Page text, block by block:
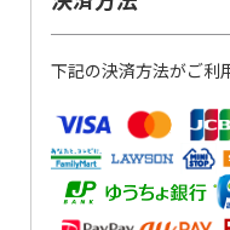
下記の決済方法がご利